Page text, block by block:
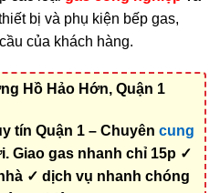
bị và phụ kiện bếp gas,
của khách hàng.
Hồ Hảo Hớn, Quận 1
tín Quận 1 – Chuyên cung
Giao gas nhanh chỉ 15p ✓
✓ dịch vụ nhanh chóng